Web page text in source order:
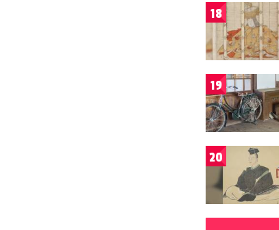
18
19
20